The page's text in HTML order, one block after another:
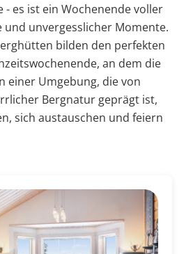
- es ist ein Wochenende voller
und unvergesslicher Momente.
bilden den perfekten
an dem die
einer Umgebung, die von
Bergnatur geprägt ist,
sich austauschen und feiern